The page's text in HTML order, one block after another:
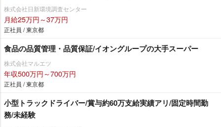
株式会社日新環境調査センター
月給25万円～37万円
正社員 / 東京都
食品の品質管理・品質保証/イオングループの大手スーパー
株式会社マルエツ
年収500万円～700万円
正社員 / 東京都
小型トラックドライバー/賞与約60万支給実績アリ/固定時間勤
務/未経験